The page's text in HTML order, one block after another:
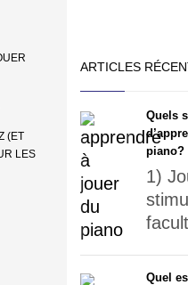
(ET
LES
ARTICLES
Quels
piano?
1)
Quel